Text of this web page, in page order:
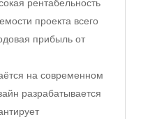
проекта всего
прибыль от
на современном
разрабатывается